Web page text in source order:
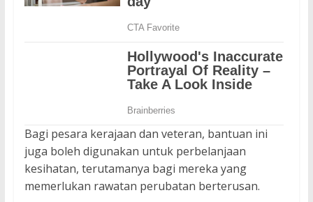
Bagi pesara kerajaan dan veteran, bantuan ini
juga boleh digunakan untuk perbelanjaan
kesihatan, terutamanya bagi mereka yang
memerlukan rawatan perubatan berterusan.